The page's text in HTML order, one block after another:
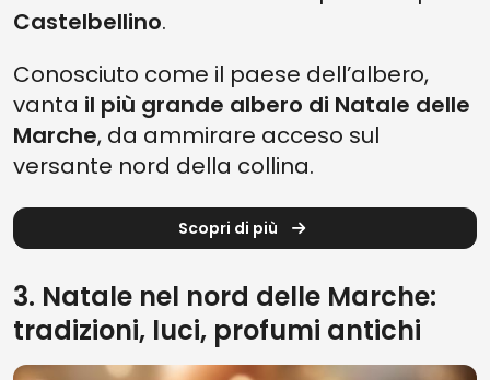
Castelbellino.
Conosciuto come il paese dell’albero,
vanta il più grande albero di Natale delle
Marche, da ammirare acceso sul
versante nord della collina.
Scopri di più
3. Natale nel nord delle Marche:
tradizioni, luci, profumi antichi